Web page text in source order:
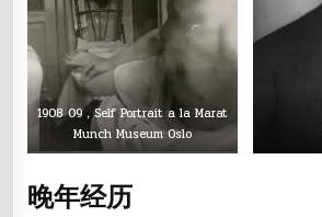
1908 09，Self Portrait a la Marat
Munch Museum Oslo
晚年经历